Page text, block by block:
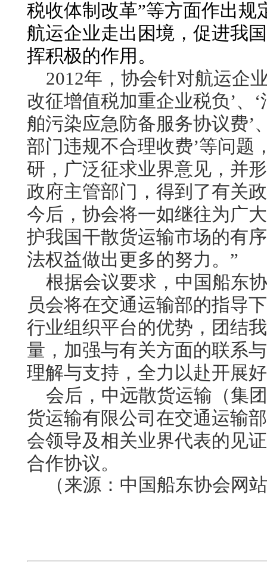
税收体制改革”等方面作出规
航运企业走出困境，促进我
挥积极的作用。
2012年，协会针对航运企
改征增值税加重企业税负’、
舶污染应急防备服务协议费’
部门违规不合理收费’等问题
研，广泛征求业界意见，并
政府主管部门，得到了有关
今后，协会将一如继往为广
护我国干散货运输市场的有
法权益做出更多的努力。”
根据会议要求，中国船东
员会将在交通运输部的指导
行业组织平台的优势，团结
量， 加强与有关方面的联系
理解与支持，全力以赴开展
会后， 中远散货运输（集
货运输有限公司在交通运输
会领导及相关业界代表的见
合作协议。
（来源：中国船东协会网站